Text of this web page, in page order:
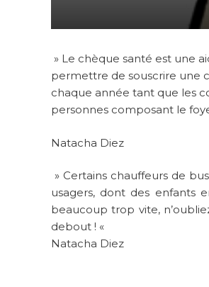
» Le chèque santé est une
permettre de souscrire une
chaque année tant que les
personnes composant le
Natacha Diez
» Certains chauffeurs de
usagers, dont des enfants
beaucoup trop vite,
debout ! «
Natacha Diez